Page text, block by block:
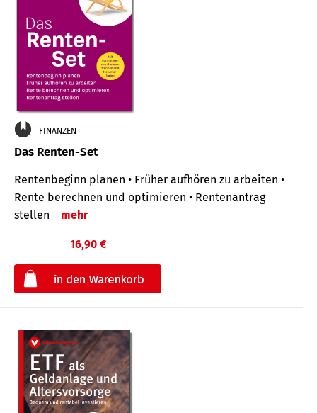
FINANZEN
Das Renten-Set
Rentenbeginn planen • Früher aufhören zu arbeiten •
Rente berechnen und optimieren • Rentenantrag
stellen
mehr
16,90 €